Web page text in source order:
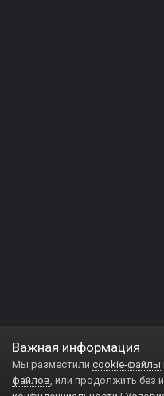
Важная информация
Мы разместили cookie-файлы
файлов, или продолжить без